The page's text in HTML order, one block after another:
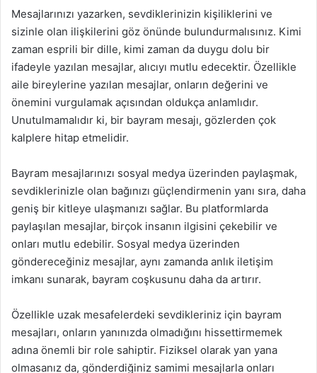
Mesajlarınızı yazarken, sevdiklerinizin kişiliklerini ve
sizinle olan ilişkilerini göz önünde bulundurmalısınız. Kimi
zaman esprili bir dille, kimi zaman da duygu dolu bir
ifadeyle yazılan mesajlar, alıcıyı mutlu edecektir. Özellikle
aile bireylerine yazılan mesajlar, onların değerini ve
önemini vurgulamak açısından oldukça anlamlıdır.
Unutulmamalıdır ki, bir bayram mesajı, gözlerden çok
kalplere hitap etmelidir.
Bayram mesajlarınızı sosyal medya üzerinden paylaşmak,
sevdiklerinizle olan bağınızı güçlendirmenin yanı sıra, daha
geniş bir kitleye ulaşmanızı sağlar. Bu platformlarda
paylaşılan mesajlar, birçok insanın ilgisini çekebilir ve
onları mutlu edebilir. Sosyal medya üzerinden
göndereceğiniz mesajlar, aynı zamanda anlık iletişim
imkanı sunarak, bayram coşkusunu daha da artırır.
Özellikle uzak mesafelerdeki sevdikleriniz için bayram
mesajları, onların yanınızda olmadığını hissettirmemek
adına önemli bir role sahiptir. Fiziksel olarak yan yana
olmasanız da, gönderdiğiniz samimi mesajlarla onları